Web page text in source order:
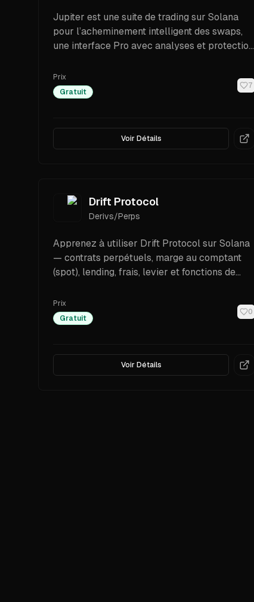
Jupiter est une suite de trading sur Solana
pour l’acheminement intelligent des swaps,
une interface Pro avec analyses et protection
des Perps. Découvrez les frais, les
fonctionnalités et comment démarrer.
Prix
Gratuit
7
Voir Détails
Drift Protocol
Derivs/Perps
Apprenez à utiliser Drift Protocol sur Solana
— contrats perpétuels, marge au comptant
(spot), lending, frais, levier et fonctions de
traders débutants.
Prix
Gratuit
0
Voir Détails